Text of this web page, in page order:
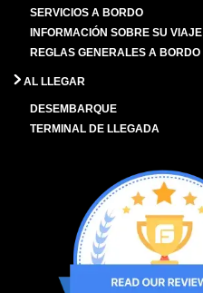
SERVICIOS A BORDO
INFORMACIÓN SOBRE SU VIAJE
REGLAS GENERALES A BORDO
AL LLEGAR
DESEMBARQUE
TERMINAL DE LLEGADA